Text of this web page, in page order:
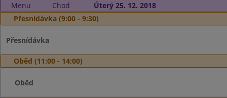
Menu Chod
Úterý 25. 12. 2018
Přesnídávka (9:00 - 9:30)
Přesnídávka
Oběd (11:00 - 14:00)
Oběd